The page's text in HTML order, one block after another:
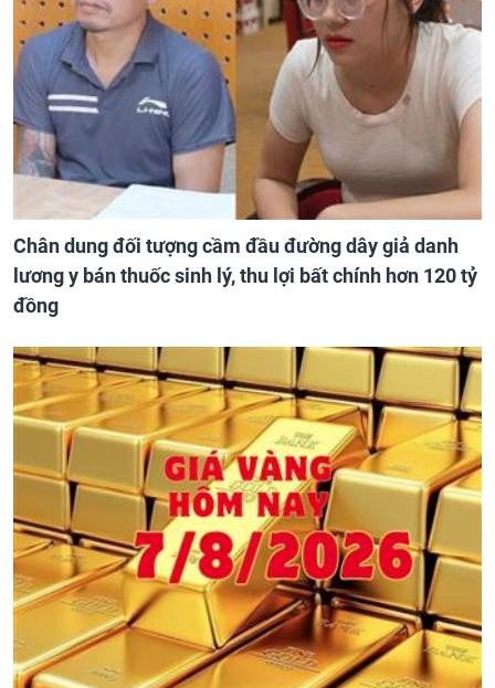
Chân dung đối tượng cầm đầu đường dây giả danh
lương y bán thuốc sinh lý, thu lợi bất chính hơn 120 tỷ
đồng